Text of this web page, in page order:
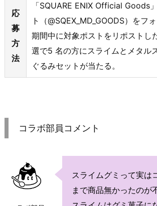
応
募
方
法
「SQUARE ENIX Official Goods
ト（@SQEX_MD_GOODS）をフ
期間中に対象ポストをリポストし
選で5 名の方にスライムとメタル
ぐるみセットが当たる。
コラボ部員コメント
スライムグミって実は
まで商品無かったのが